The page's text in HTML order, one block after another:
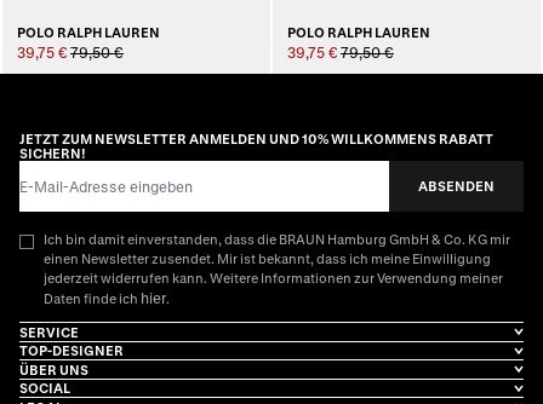
POLO RALPH LAUREN
39,75 € 79,50 €
POLO RALPH LAUREN
39,75 € 79,50 €
JETZT ZUM NEWSLETTER ANMELDEN UND 10% WILLKOMMENS RABATT
SICHERN!
ABSENDEN
Ich bin damit einverstanden, dass die BRAUN Hamburg GmbH & Co. KG mir
einen Newsletter zusendet. Mir ist bekannt, dass ich meine Einwilligung
jederzeit widerrufen kann. Weitere Informationen zur Verwendung meiner
Daten finde ich hier.
SERVICE
TOP-DESIGNER
ÜBER UNS
SOCIAL